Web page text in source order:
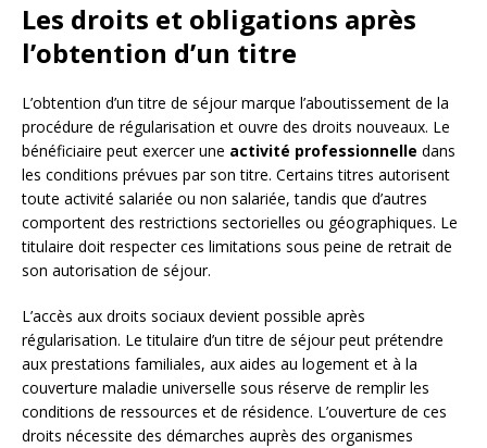
Les droits et obligations après
l’obtention d’un titre
L’obtention d’un titre de séjour marque l’aboutissement de la
procédure de régularisation et ouvre des droits nouveaux. Le
bénéficiaire peut exercer une activité professionnelle dans
les conditions prévues par son titre. Certains titres autorisent
toute activité salariée ou non salariée, tandis que d’autres
comportent des restrictions sectorielles ou géographiques. Le
titulaire doit respecter ces limitations sous peine de retrait de
son autorisation de séjour.
L’accès aux droits sociaux devient possible après
régularisation. Le titulaire d’un titre de séjour peut prétendre
aux prestations familiales, aux aides au logement et à la
couverture maladie universelle sous réserve de remplir les
conditions de ressources et de résidence. L’ouverture de ces
droits nécessite des démarches auprès des organismes